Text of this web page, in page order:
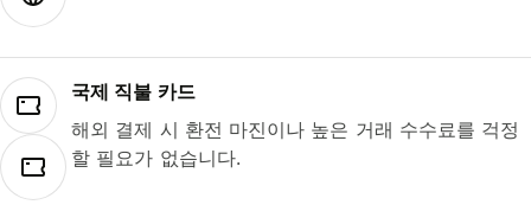
국제 직불 카드
해외 결제 시 환전 마진이나 높은 거래 수수료를 걱정
할 필요가 없습니다.